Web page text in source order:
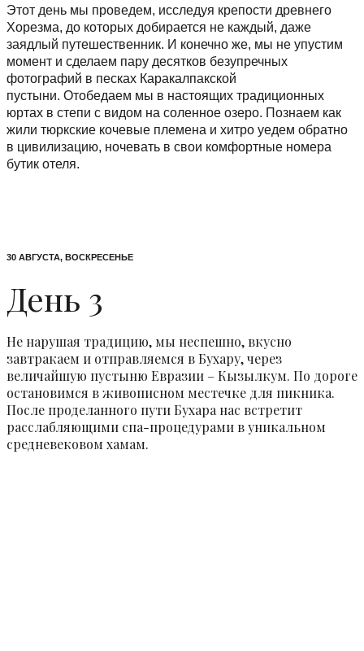
Этот день мы проведем, исследуя крепости древнего
Хорезма, до которых добирается не каждый, даже
заядлый путешественник. И конечно же, мы не упустим
момент и сделаем пару десятков безупречных
фотографий в песках Каракалпакской
пустыни. Отобедаем мы в настоящих традиционных
юртах в степи с видом на соленное озеро. Познаем как
жили тюркские кочевые племена и хитро уедем обратно
в цивилизацию, ночевать в свои комфортные номера
бутик отеля.
30 АВГУСТА, ВОСКРЕСЕНЬЕ
День 3
Не нарушая традицию, мы неспешно, вкусно
завтракаем и отправляемся в Бухару, через
величайшую пустыню Евразии – Кызылкум. По дороге
остановимся в живописном местечке для пикника.
После проделанного пути Бухара нас встретит
расслабляющими спа-процедурами в уникальном
средневековом хамам.